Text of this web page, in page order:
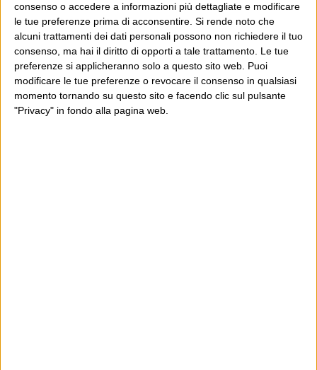
consenso o accedere a informazioni più dettagliate e modificare
le tue preferenze prima di acconsentire. Si rende noto che
alcuni trattamenti dei dati personali possono non richiedere il tuo
consenso, ma hai il diritto di opporti a tale trattamento. Le tue
preferenze si applicheranno solo a questo sito web. Puoi
modificare le tue preferenze o revocare il consenso in qualsiasi
momento tornando su questo sito e facendo clic sul pulsante
"Privacy" in fondo alla pagina web.
E per i regali di Natale